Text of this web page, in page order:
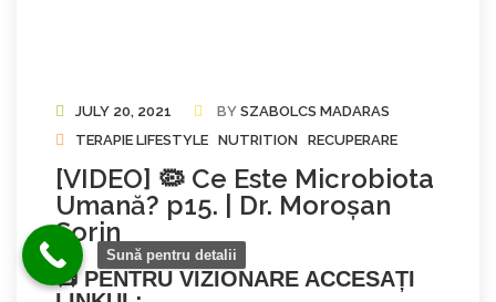
JULY 20, 2021 BY SZABOLCS MADARAS
TERAPIE LIFESTYLE NUTRITION RECUPERARE
[VIDEO] 🦠 Ce Este Microbiota
Umană? p15. | Dr. Moroșan
Sorin
📺PENTRU VIZIONARE ACCESAȚI
Sună pentru detalii